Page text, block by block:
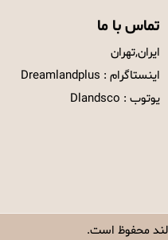
تماس با ما
ایران,تهران
اینستاگرام : Dreamlandplus
یوتوب : Dlandsco
محفوظ است.